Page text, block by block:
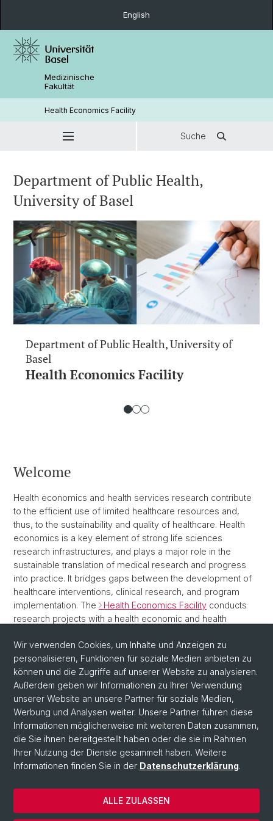
English
Medizinische
Fakultät
Health Economics Facility
Suche
Department of Public Health,
University of Basel
Department of Public Health, University of
Basel
Health Economics Facility
Welcome
Health economics and health services research contribute
to the efficient use of limited healthcare resources and,
thus, to the sustainability and quality of healthcare. Health
economics is a key element of strong life sciences
research infrastructures, and plays a major role in the
sustainable translation of medical research and progress
into practice. It bridges gaps between the development of
healthcare interventions, clinical research, and program
implementation. The
Health Economics Facility conducts
research projects with a health economic and health
research teams in all departments of the Faculty of
Medicine and provides health economic expertise and
cooperation possibilities for ongoing or planned projects.
Wir verwenden Cookies, um Inhalte und Anzeigen zu
personalisieren, Funktionen für soziale Medien anbieten zu
können und die Zugriffe auf unserer Website zu analysieren.
Außerdem geben wir Informationen zu Ihrer Verwendung
unserer Website an unsere Partner für soziale Medien,
Werbung und Analysen weiter. Unsere Partner führen diese
Informationen möglicherweise mit weiteren Daten zusammen,
die Sie ihnen bereitgestellt haben oder die sie im Rahmen
Ihrer Nutzung der Dienste gesammelt haben. Weitere
Informationen finden Sie in der Datenschutzerklärung.
ALLE ZULASSEN